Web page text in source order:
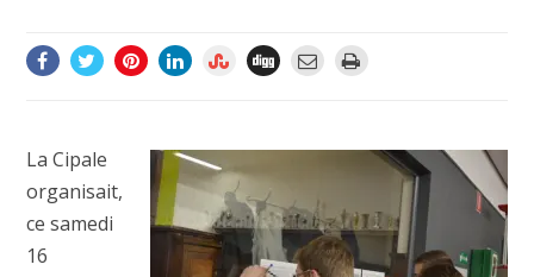
La Cipale
organisait,
ce samedi
16